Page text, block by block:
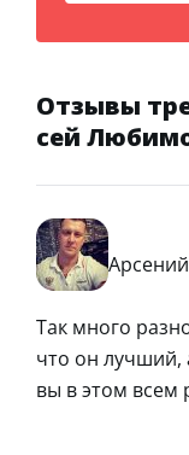
Отзывы
сей
Так много
что он лучший,
вы в этом всем